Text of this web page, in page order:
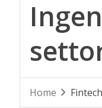
Home Fintech